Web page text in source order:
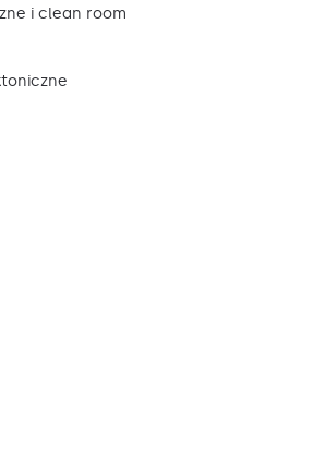
i clean room